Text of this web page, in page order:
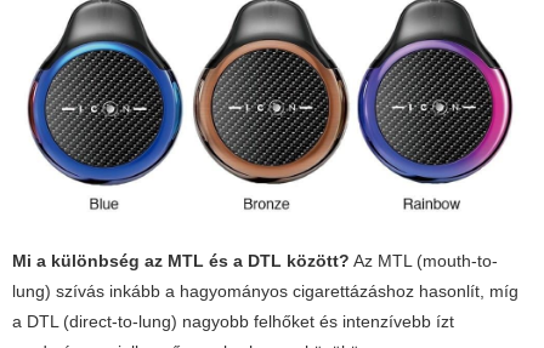
Mi a különbség az MTL és a DTL között? Az MTL (mouth-to-
lung) szívás inkább a hagyományos cigarettázáshoz hasonlít, míg
a DTL (direct-to-lung) nagyobb felhőket és intenzívebb ízt